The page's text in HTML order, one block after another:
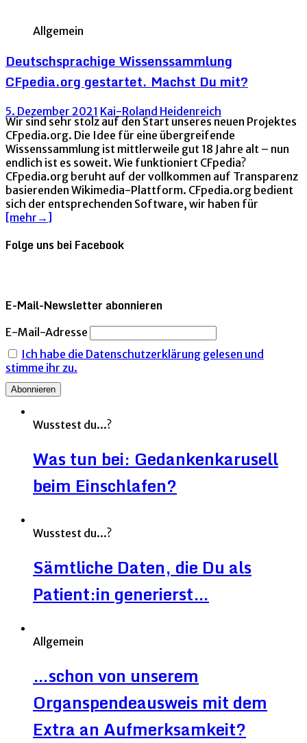
Allgemein
Deutschsprachige Wissenssammlung
CFpedia.org gestartet. Machst Du mit?
5. Dezember 2021 Kai-Roland Heidenreich
Wir sind sehr stolz auf den Start unseres neuen Projektes
CFpedia.org. Die Idee für eine übergreifende
Wissenssammlung ist mittlerweile gut 18 Jahre alt – nun
endlich ist es soweit. Wie funktioniert CFpedia?
CFpedia.org beruht auf der vollkommen auf Transparenz
basierenden Wikimedia-Plattform. CFpedia.org bedient
sich der entsprechenden Software, wir haben für
[mehr→]
Folge uns bei Facebook
E-Mail-Newsletter abonnieren
E-Mail-Adresse
Ich habe die Datenschutzerklärung gelesen und
stimme ihr zu.
Wusstest du...?
Was tun bei: Gedankenkarusell
beim Einschlafen?
Wusstest du...?
Sämtliche Daten, die Du als
Patient:in generierst…
Allgemein
…schon von unserem
Organspendeausweis mit dem
Extra an Aufmerksamkeit?